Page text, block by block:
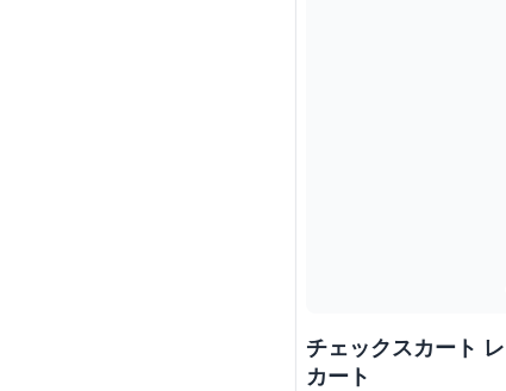
チェックスカート
カート